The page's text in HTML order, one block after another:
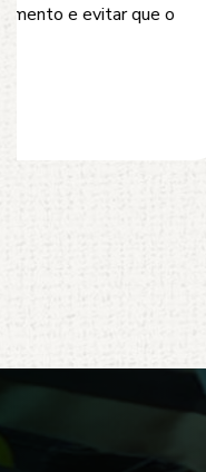
modernos e
serviço limpo, ágil